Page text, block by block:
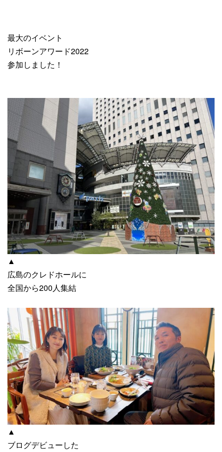
最大のイベント
リボーンアワード2022
参加しました！
▲
広島のクレドホールに
全国から200人集結
▲
ブログデビューした